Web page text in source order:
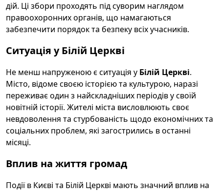
дій. Ці збори проходять під суворим наглядом
правоохоронних органів, що намагаються
забезпечити порядок та безпеку всіх учасників.
Ситуація у Білій Церкві
Не менш напруженою є ситуація у Білій Церкві.
Місто, відоме своєю історією та культурою, наразі
переживає один з найскладніших періодів у своїй
новітній історії. Жителі міста висловлюють своє
невдоволення та стурбованість щодо економічних та
соціальних проблем, які загострились в останні
місяці.
Вплив на життя громад
Події в Києві та Білій Церкві мають значний вплив на